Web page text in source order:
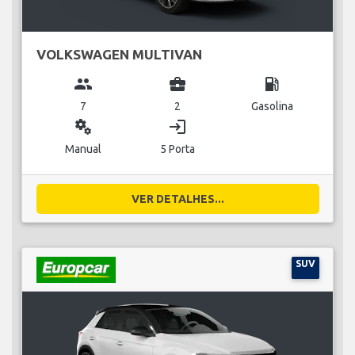
VOLKSWAGEN MULTIVAN
group
7
business_center
2
local_gas_station
Gasolina
miscellaneous_services
Manual
login
5 Porta
VER DETALHES...
SUV